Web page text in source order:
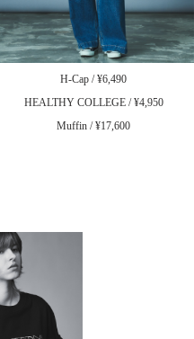
H-Cap / ¥6,490
HEALTHY COLLEGE / ¥4,950
Muffin / ¥17,600